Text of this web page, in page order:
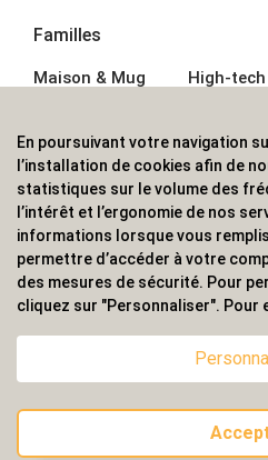
Familles
Maison & Mug
Écriture
Bagagerie sacs
High-tech
Sport &
Outdoor
Enfant
ALVS, fournisseur d'objets
professionnels. Une
couverture internationale.
© 2020
En poursuivant votre navigation
l’installation de cookies afin de
statistiques sur le volume des
l’intérêt et l’ergonomie de nos
informations lorsque vous
permettre d’accéder à votre
des mesures de sécurité. Pour
cliquez sur "Personnaliser". Pour